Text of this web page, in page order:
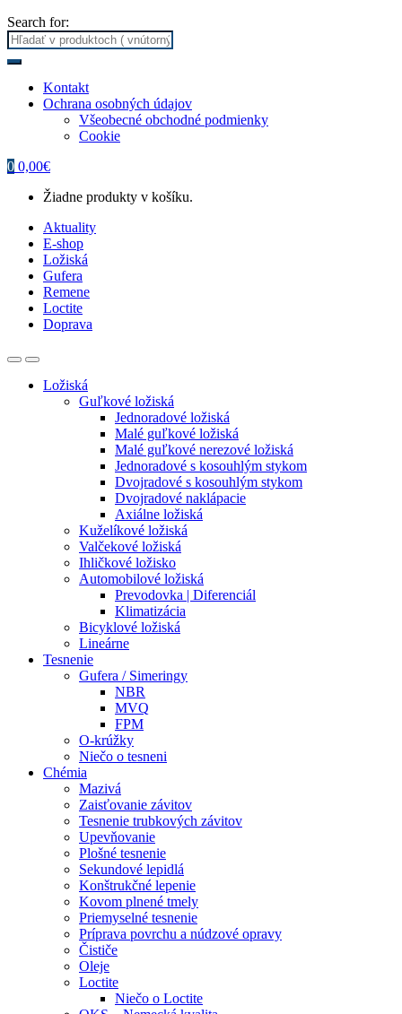
Search for:
Kontakt
Ochrana osobných údajov
Všeobecné obchodné podmienky
Cookie
0 0,00€
Žiadne produkty v košíku.
Aktuality
E-shop
Ložiská
Gufera
Remene
Loctite
Doprava
Ložiská
Guľkové ložiská
Jednoradové ložiská
Malé guľkové ložiská
Malé guľkové nerezové ložiská
Jednoradové s kosouhlým stykom
Dvojradové s kosouhlým stykom
Dvojradové naklápacie
Axiálne ložiská
Kuželíkové ložiská
Valčekové ložiská
Ihličkové ložisko
Automobilové ložiská
Prevodovka | Diferenciál
Klimatizácia
Bicyklové ložiská
Lineárne
Tesnenie
Gufera / Simeringy
NBR
MVQ
FPM
O-krúžky
Niečo o tesneni
Chémia
Mazivá
Zaisťovanie závitov
Tesnenie trubkových závitov
Upevňovanie
Plošné tesnenie
Sekundové lepidlá
Konštrukčné lepenie
Kovom plnené tmely
Priemyselné tesnenie
Príprava povrchu a núdzové opravy
Čističe
Oleje
Loctite
Niečo o Loctite